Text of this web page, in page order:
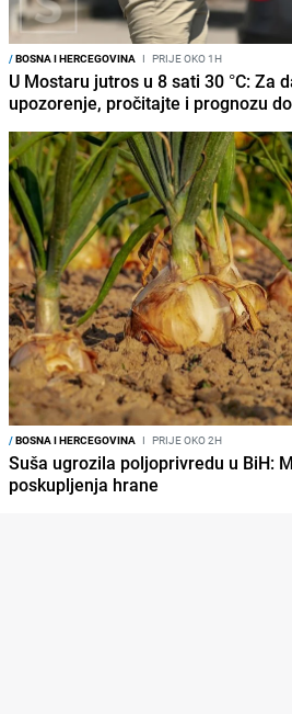
/BOSNA I HERCEGOVINA I PRIJE OKO 1H
U Mostaru jutros u 8 sati 30 °C: Za
upozorenje, pročitajte i prognozu
/BOSNA I HERCEGOVINA I PRIJE OKO 2H
Suša ugrozila poljoprivredu u BiH:
poskupljenja hrane